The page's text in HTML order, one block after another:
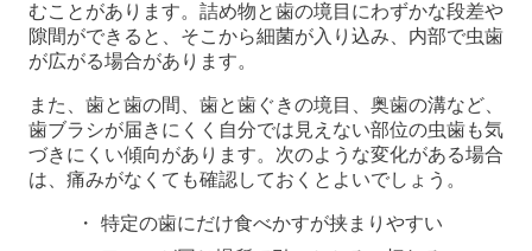
むことがあります。詰め物と歯の境目にわずかな段差や
隙間ができると、そこから細菌が入り込み、内部で虫歯
が広がる場合があります。
また、歯と歯の間、歯と歯ぐきの境目、奥歯の溝など、
歯ブラシが届きにくく自分では見えない部位の虫歯も気
づきにくい傾向があります。次のような変化がある場合
は、痛みがなくても確認しておくとよいでしょう。
特定の歯にだけ食べかすが挟まりやすい